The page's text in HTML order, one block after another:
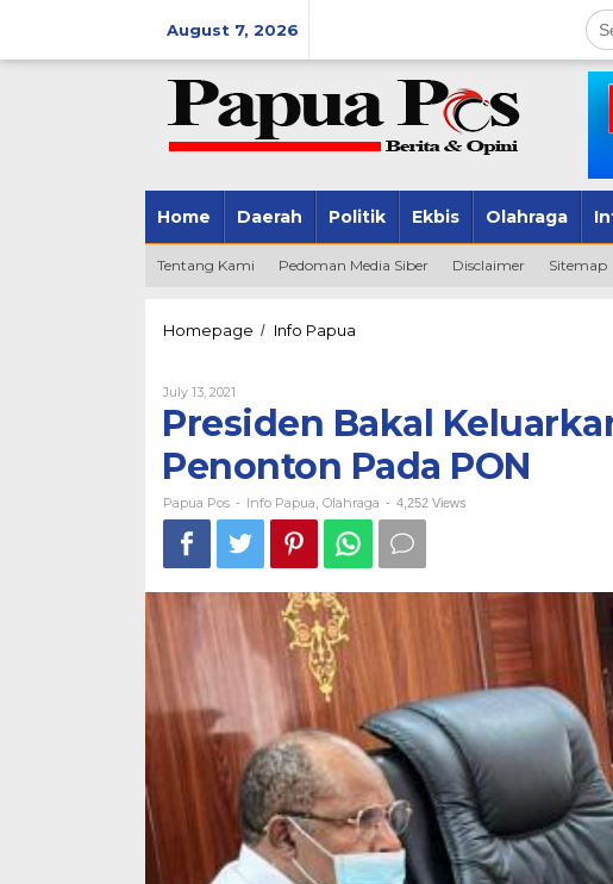
August 7, 2026
Home Daerah Politik Ekbis Olahraga
Tentang Kami Pedoman Media Siber Disclaimer Sitemap
Homepage / Info Papua
Kehadiran
Penonton
Pada
PON
July 13, 2021
Papua
Pos
Presiden Bakal
Penonton Pada PON
Papua Pos - Info Papua Olahraga - 4,252 Views